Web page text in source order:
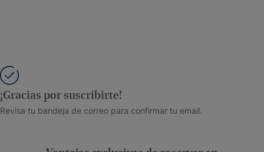
¡Gracias por suscribirte!
Revisa tu bandeja de correo para confirmar tu email.